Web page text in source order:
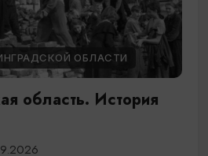
ОБЛАСТИ
область. История